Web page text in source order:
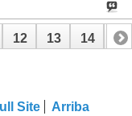
12 13 14 15
Site Arriba